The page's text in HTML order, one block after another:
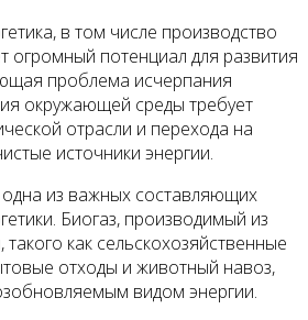
в том числе производство
огромный потенциал для развития
проблема исчерпания
окружающей среды требует
отрасли и перехода на
источники энергии.
из важных составляющих
Биогаз, производимый из
как сельскохозяйственные
отходы и животный навоз,
видом энергии.